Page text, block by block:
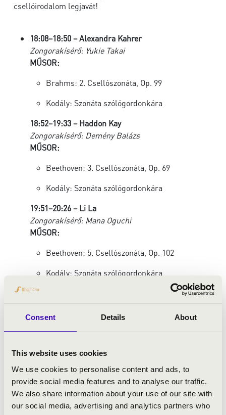
Consent Details About
This website uses cookies
We use cookies to personalise content and ads, to
provide social media features and to analyse our traffic.
We also share information about your use of our site with
our social media, advertising and analytics partners who
csellóirodalom legjavát!
18:08–18:50 – Alexandra Kahrer
Zongorakísérő: Yukie Takai
MŰSOR:
Brahms: 2. Csellószonáta, Op. 99
Kodály: Szonáta szólógordonkára
18:52–19:33 – Haddon Kay
Zongorakísérő: Demény Balázs
MŰSOR:
Beethoven: 3. Csellószonáta, Op. 69
Kodály: Szonáta szólógordonkára
19:51–20:26 – Li La
Zongorakísérő: Mana Oguchi
MŰSOR:
Beethoven: 5. Csellószonáta, Op. 102
Kodály: Szonáta szólógordonkára
20:28–21:05 – Lionel Martin
MŰSOR:
Penderecki: Capriccio per Siegfried Palm
Kövesse élőben a versenyt a Filharmónia YouTube
csatornájánITT.
Amennyiben 3 különböző eseményre váltja meg jegyét,